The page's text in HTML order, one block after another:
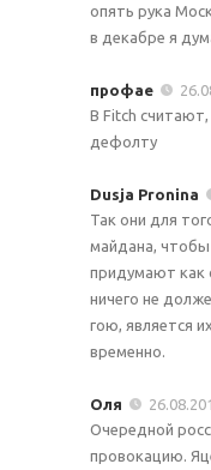
опять рука
в декабре я
профае
В Fitch
дефолту
Dusja Pronina
Так они для
майдана,
придумают как
ничего не
гою, является
временно.
Оля
Очередной
провокацию.